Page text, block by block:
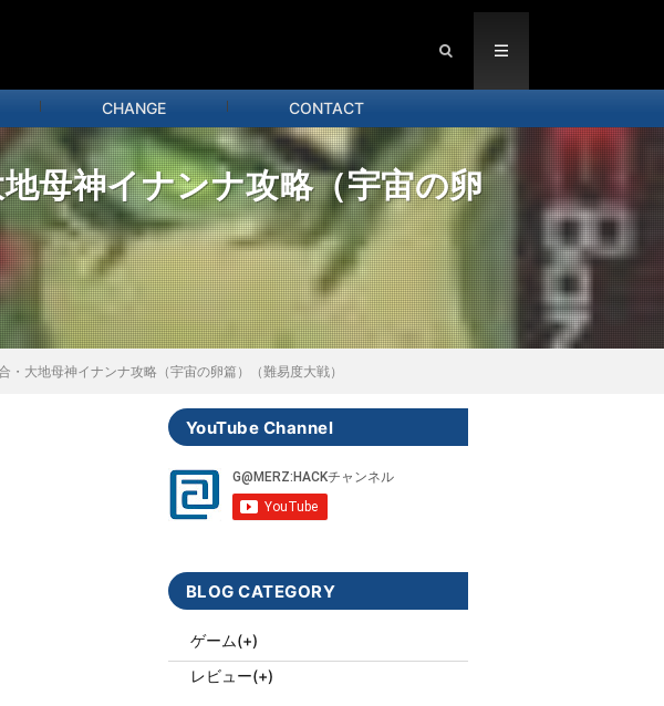
CHANGE CONTACT
母神イナンナ攻略（宇宙の卵
・大地母神イナンナ攻略（宇宙の卵篇）（難易度大戦）
YouTube Channel
BLOG CATEGORY
ゲーム(+)
レビュー(+)